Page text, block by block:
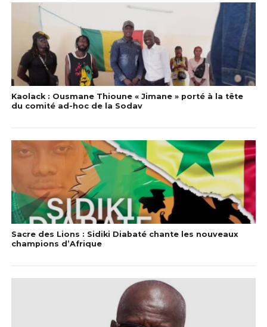
Kaolack : Ousmane Thioune « Jimane » porté à la tête
du comité ad-hoc de la Sodav
Sacre des Lions : Sidiki Diabaté chante les nouveaux
champions d’Afrique